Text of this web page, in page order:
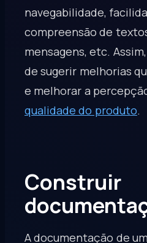
navegabilidade,
compreensão de
mensagens, etc.
de sugerir melhorias
e melhorar a
qualidade do produto.
Construir
A documentação de